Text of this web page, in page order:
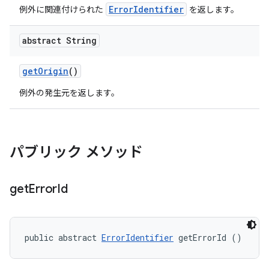
例外に関連付けられた ErrorIdentifier を返します。
abstract String
getOrigin()
例外の発生元を返します。
パブリック メソッド
getErrorId
public abstract ErrorIdentifier getErrorId ()